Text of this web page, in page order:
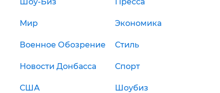
Мир Экономика
Военное Обозрение Стиль
Новости Донбасса Спорт
США Шоубиз